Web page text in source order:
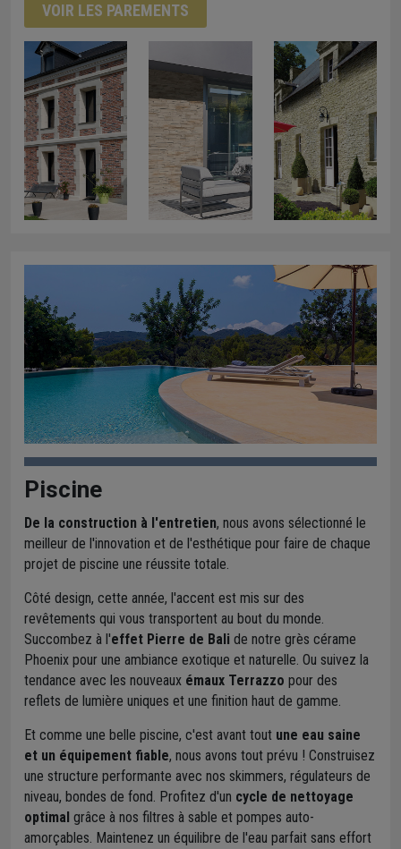
VOIR LES PAREMENTS
Piscine
De la construction à l'entretien, nous avons sélectionné le
meilleur de l'innovation et de l'esthétique pour faire de chaque
projet de piscine une réussite totale.
Côté design, cette année, l'accent est mis sur des
revêtements qui vous transportent au bout du monde.
Succombez à l'effet Pierre de Bali de notre grès cérame
Phoenix pour une ambiance exotique et naturelle. Ou suivez la
tendance avec les nouveaux émaux Terrazzo pour des
reflets de lumière uniques et une finition haut de gamme.
Et comme une belle piscine, c'est avant tout une eau saine
et un équipement fiable, nous avons tout prévu ! Construisez
une structure performante avec nos skimmers, régulateurs de
niveau, bondes de fond. Profitez d'un cycle de nettoyage
optimal grâce à nos filtres à sable et pompes auto-
amorçables. Maintenez un équilibre de l'eau parfait sans effort